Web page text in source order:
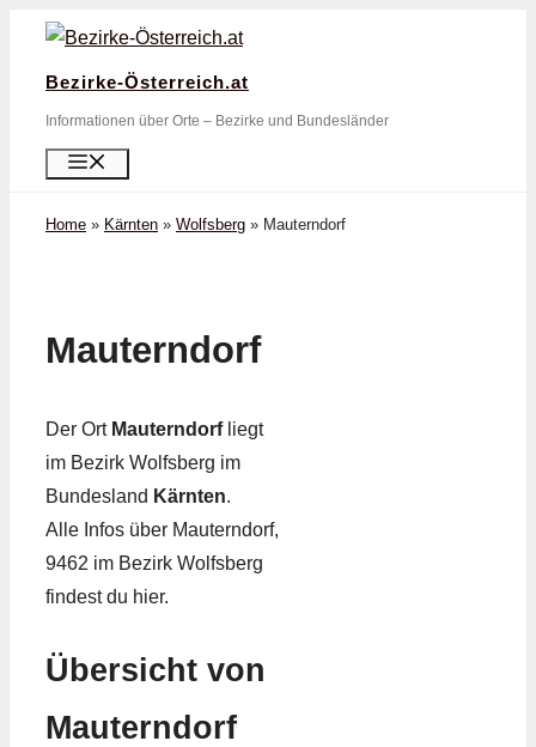
Zum
springen
Bezirke-Österreich.at
Informationen über Orte – Bezirke und Bundesländer
Home » Kärnten » Wolfsberg » Mauterndorf
Mauterndorf
Der Ort Mauterndorfliegt
im Bezirk Wolfsberg im
Bundesland Kärnten.
Alle Infos über Mauterndorf,
9462 im Bezirk Wolfsberg
findest du hier.
Übersicht von
Mauterndorf